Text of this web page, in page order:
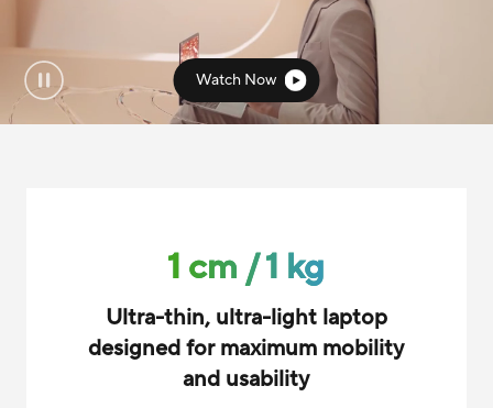
Watch Now
1 cm / 1 kg
Ultra-thin, ultra-light laptop
designed for maximum mobility
and usability